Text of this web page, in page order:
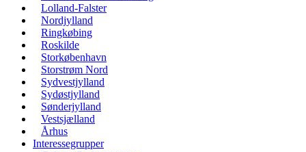
Lolland-Falster
Nordjylland
Ringkøbing
Roskilde
Storkøbenhavn
Storstrøm Nord
Sydvestjylland
Sydøstjylland
Sønderjylland
Vestsjælland
Århus
Interessegrupper